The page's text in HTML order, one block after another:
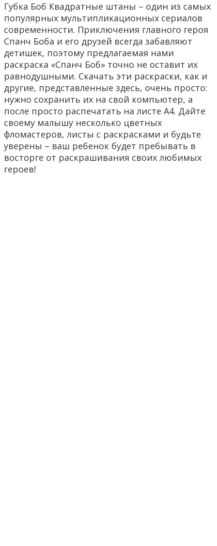
Губка Боб Квадратные штаны – один из самых
популярных мультипликационных сериалов
современности. Приключения главного героя
Спанч Боба и его друзей всегда забавляют
детишек, поэтому предлагаемая нами
раскраска «Спанч Боб» точно не оставит их
равнодушными. Скачать эти раскраски, как и
другие, представленные здесь, очень просто:
нужно сохранить их на свой компьютер, а
после просто распечатать на листе A4. Дайте
своему малышу несколько цветных
фломастеров, листы с раскрасками и будьте
уверены – ваш ребенок будет пребывать в
восторге от раскрашивания своих любимых
героев!